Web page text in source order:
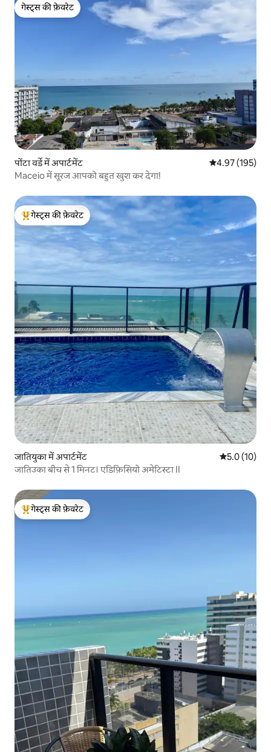
गेस्ट्स की फ़ेवरेट
गेस्ट्स की फ़ेवरेट
पोंटा वर्डे में अपार्टमेंट औसत रेटिंग 5 में से
4.97 (195)
Maceio में सूरज आपको बहुत खुश कर देगा!
गेस्ट्स का टॉप फ़ेवरेट
गेस्ट्स की फ़ेवरेट
जातियुका में अपार्टमेंट औसत रेटिंग 5
5.0 (10)
जातिउका बीच से 1 मिनट। एडिफ़िसियो अमेटिस्टा II
गेस्ट्स का टॉप फ़ेवरेट
गेस्ट्स की फ़ेवरेट